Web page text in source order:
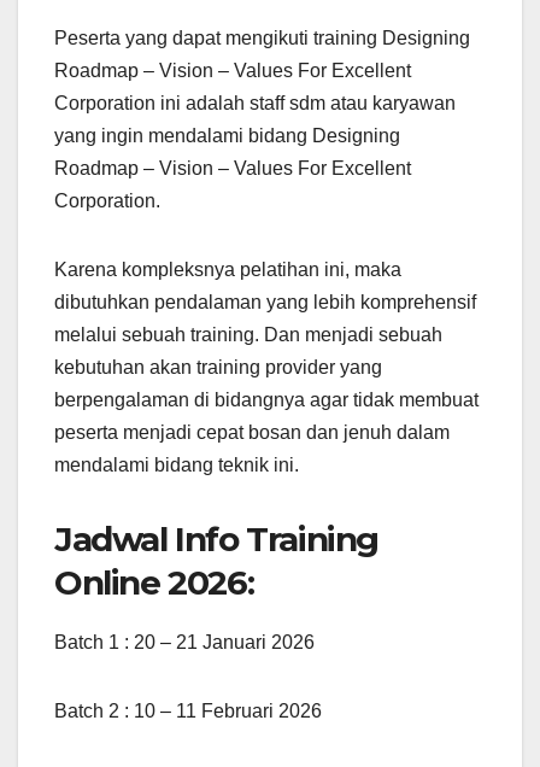
Peserta yang dapat mengikuti training Designing
Roadmap – Vision – Values For Excellent
Corporation ini adalah staff sdm atau karyawan
yang ingin mendalami bidang Designing
Roadmap – Vision – Values For Excellent
Corporation.
Karena kompleksnya pelatihan ini, maka
dibutuhkan pendalaman yang lebih komprehensif
melalui sebuah training. Dan menjadi sebuah
kebutuhan akan training provider yang
berpengalaman di bidangnya agar tidak membuat
peserta menjadi cepat bosan dan jenuh dalam
mendalami bidang teknik ini.
Jadwal Info Training
Online 2026:
Batch 1 : 20 – 21 Januari 2026
Batch 2 : 10 – 11 Februari 2026